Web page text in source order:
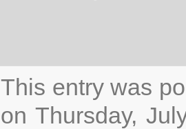
This entry was
on Thursday,